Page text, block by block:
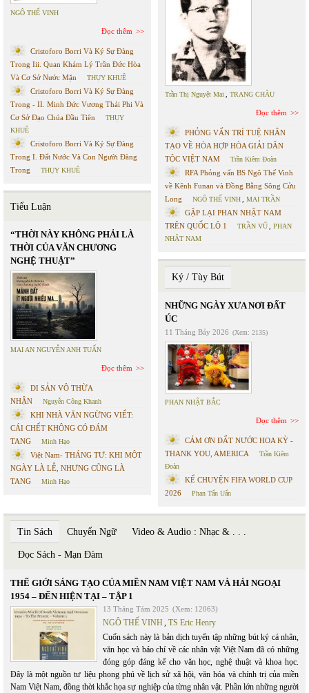
NGÔ THẾ VINH
Đọc thêm
Cristoforo Borri Và Ký Sự Đàng
Trong Iii. Quan Khám Lý Trần Đức Hòa
Và Cơ Sở Nước Mặn
THỤY KHUÊ
Cristoforo Borri Và Ký Sự Đàng
Trong - II. Minh Đức Vương Thái Phi Và
Cơ Sở Đạo Chúa Đầu Tiên
THỤY
KHUÊ
Cristoforo Borri Và Ký Sự Đàng
Trong I. Đất Nước Và Con Người Đàng
Trong
THỤY KHUÊ
Tiểu Luận
“THỜI NÀY KHÔNG PHẢI LÀ
THỜI CỦA VĂN CHƯƠNG
NGHỆ THUẬT”
MAI AN NGUYỄN ANH TUẤN
Đọc thêm
DI SẢN VÔ THỪA
NHẬN
Nguyễn Công Khanh
KHI NHÀ VĂN NGỪNG VIẾT:
CÁI CHẾT KHÔNG CÓ ĐÁM
TANG
Minh Hạo
Việt Nam- THÁNG TƯ: KHI MỘT
NGÀY LÀ LỄ, NHƯNG CŨNG LÀ
TANG
Minh Hạo
Trần Thị Nguyệt Mai TRANG CHÂU
Đọc thêm
PHỎNG VẤN TRÍ TUỆ NHÂN
TẠO VỀ HÒA HỢP HÒA GIẢI DÂN
TỘC VIỆT NAM
Trần Kiêm Đoàn
RFA Phỏng vấn BS Ngô Thế Vinh
về Kênh Funan và Đồng Bằng Sông Cửu
Long
NGÔ THẾ VINH MAI TRẦN
GẶP LẠI PHAN NHẬT NAM
TRÊN QUỐC LỘ 1
TRẦN VŨ
PHAN
NHẬT NAM
Ký / Tùy Bút
NHỮNG NGÀY XƯA NƠI ĐẤT
ÚC
11 Tháng Bảy 2026 (Xem: 2135)
PHAN NHẬT BẮC
Đọc thêm
CÁM ƠN ĐẤT NƯỚC HOA KỲ -
THANK YOU, AMERICA
Trần Kiêm
Đoàn
KỂ CHUYỆN FIFA WORLD CUP
2026
Phan Tấn Uẩn
Tin Sách Chuyển Ngữ Video & Audio : Nhạc & . . .
Đọc Sách - Mạn Đàm
THẾ GIỚI SÁNG TẠO CỦA MIỀN NAM VIỆT NAM VÀ HẢI NGOẠI
1954 – ĐẾN HIỆN TẠI – TẬP 1
13 Tháng Tám 2025 (Xem: 12063)
NGÔ THẾ VINH, TS Eric Henry
Cuốn sách này là bản dịch tuyển tập những bút ký cá nhân,
văn học và báo chí về các nhân vật Việt Nam đã có những
đóng góp đáng kể cho văn học, nghệ thuật và khoa học.
Đây là một nguồn tư liệu phong phú về lịch sử xã hội, văn hóa và chính trị của miền
Nam Việt Nam, đồng thời khắc họa sự nghiệp của từng nhân vật. Phần lớn những người